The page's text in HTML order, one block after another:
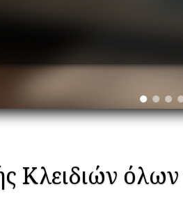
Κλειδιών